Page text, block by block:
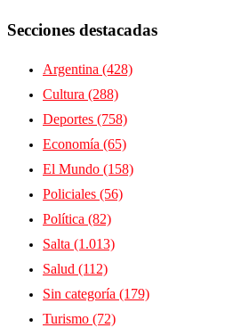
Secciones destacadas
Argentina (428)
Cultura (288)
Deportes (758)
Economía (65)
El Mundo (158)
Policiales (56)
Política (82)
Salta (1.013)
Salud (112)
Sin categoría (179)
Turismo (72)